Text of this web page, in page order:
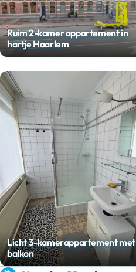
Ruim 2-kamer appartement in
hartje Haarlem
Licht 3-kamerappartement met
balkon